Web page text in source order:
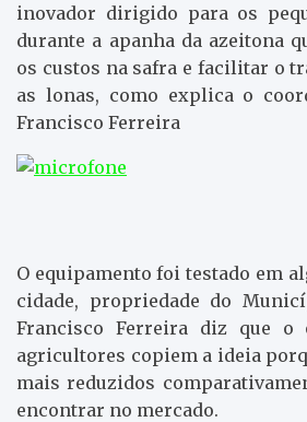
inovador dirigido para os
durante a apanha da azeitona
os custos na safra e facilitar o
as lonas, como explica o
Francisco Ferreira
O equipamento foi testado em
cidade, propriedade do
Francisco Ferreira diz que o
agricultores copiem a ideia
mais reduzidos
encontrar no mercado.